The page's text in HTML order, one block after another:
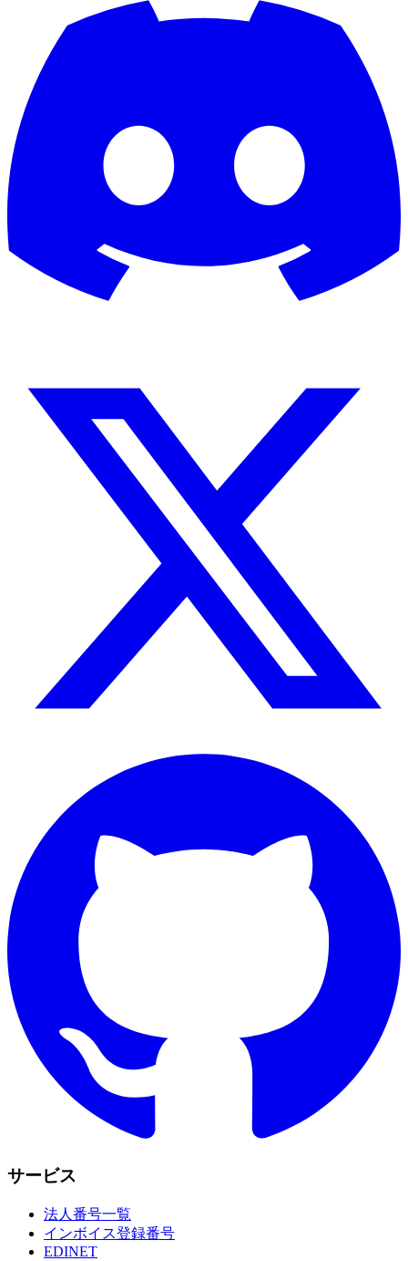
サービス
法人番号一覧
インボイス登録番号
EDINET